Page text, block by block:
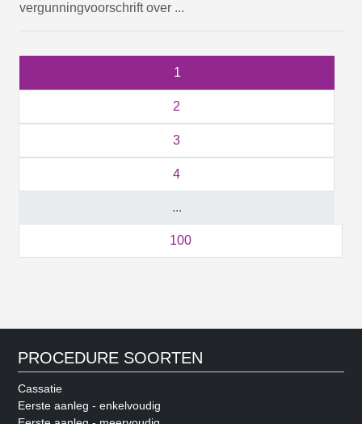
vergunningvoorschrift over ...
1
2
3
4
...
100
PROCEDURE SOORTEN
Cassatie
Eerste aanleg - enkelvoudig